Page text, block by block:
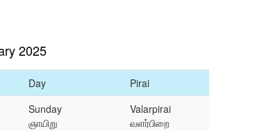
2025
Day
Pirai
Sunday
ஞாயிறு
Valarpirai
வளர்பிறை